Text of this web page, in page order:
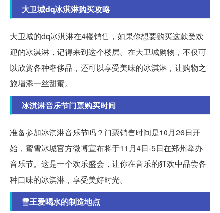
大卫城dq冰淇淋购买攻略
大卫城的dq冰淇淋在4楼销售，如果你想要购买这款受欢
迎的冰淇淋，记得来到这个楼层。在大卫城购物，不仅可
以欣赏各种奢侈品，还可以享受美味的冰淇淋，让购物之
旅增添一丝甜蜜。
冰淇淋音乐节门票购买时间
准备参加冰淇淋音乐节吗？门票销售时间是10月26日开
始，蜜雪冰城官方微博宣布将于11月4日-5日在郑州举办
音乐节。这是一个欢乐盛会，让你在音乐的狂欢中品尝各
种口味的冰淇淋，享受美好时光。
雪王爱喝水的制造地点